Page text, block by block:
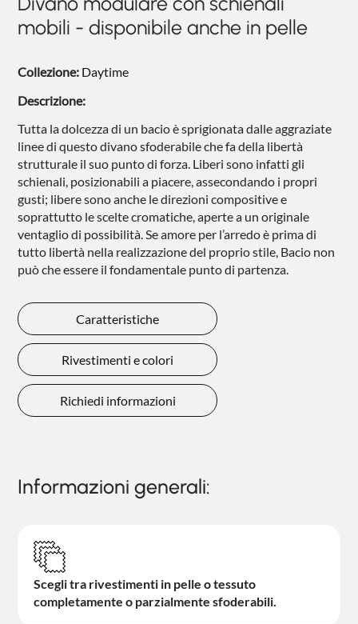
NIGHTBLOOM
GOODNIGHT
COMPLEMENTI
POLTRONCINE
mobili - disponibile anche in pelle
Collezione: Daytime
Descrizione:
Tutta la dolcezza di un bacio è sprigionata dalle aggraziate
linee di questo divano sfoderabile che fa della libertà
strutturale il suo punto di forza. Liberi sono infatti gli
schienali, posizionabili a piacere, assecondando i propri
gusti; libere sono anche le direzioni compositive e
soprattutto le scelte cromatiche, aperte a un originale
ventaglio di possibilità. Se amore per l’arredo è prima di
tutto libertà nella realizzazione del proprio stile, Bacio non
può che essere il fondamentale punto di partenza.
Caratteristiche
Rivestimenti e colori
Richiedi informazioni
Informazioni generali:
Scegli tra rivestimenti in pelle o tessuto
completamente o parzialmente sfoderabili.